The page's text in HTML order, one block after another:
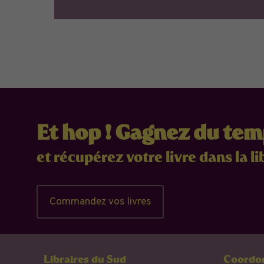
Et hop ! Gagnez du
et récupérez votre livre dans la
Commandez vos livres
Libraires du Sud